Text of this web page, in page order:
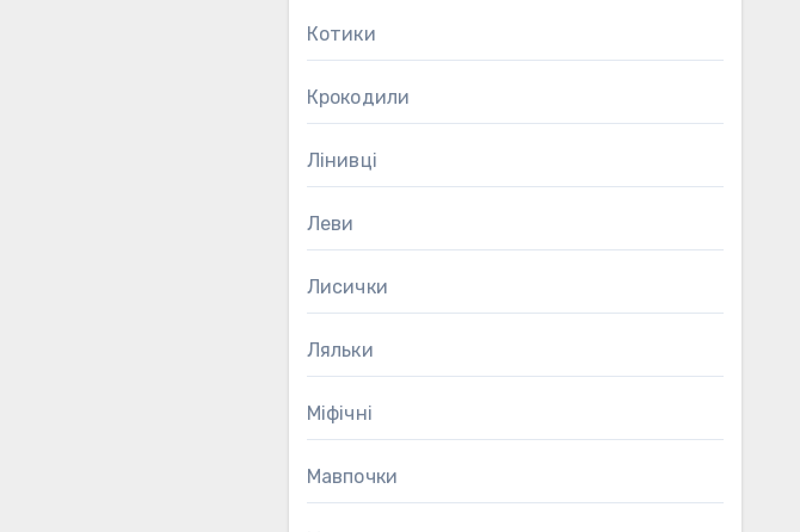
Котики
Крокодили
Лінивці
Леви
Лисички
Ляльки
Міфічні
Мавпочки